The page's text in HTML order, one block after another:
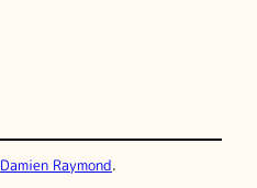
Damien Raymond.